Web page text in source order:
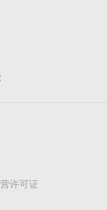
许可证